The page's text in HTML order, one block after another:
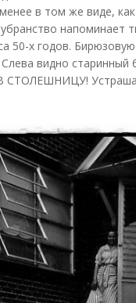
в том же виде,
напоминает
50-х годов.
видно старинный
СТОЛЕШНИЦУ!